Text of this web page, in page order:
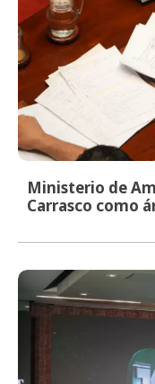
Ministerio de
Carrasco como